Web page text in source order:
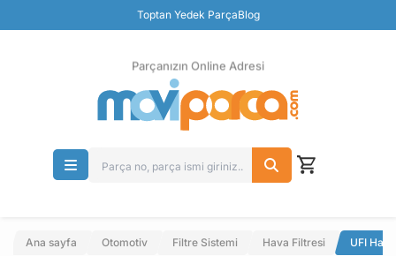
Toptan Yedek ParçaBlog
Ücretsiz İade
Parçanızın Online Adresi
Ana sayfa Otomotiv Filtre Sistemi Hava Filtresi UFI